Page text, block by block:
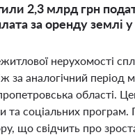
2,3 млрд грн
за оренду
нерухомості
аналогічний період
соціальних програм.
що свідчить про